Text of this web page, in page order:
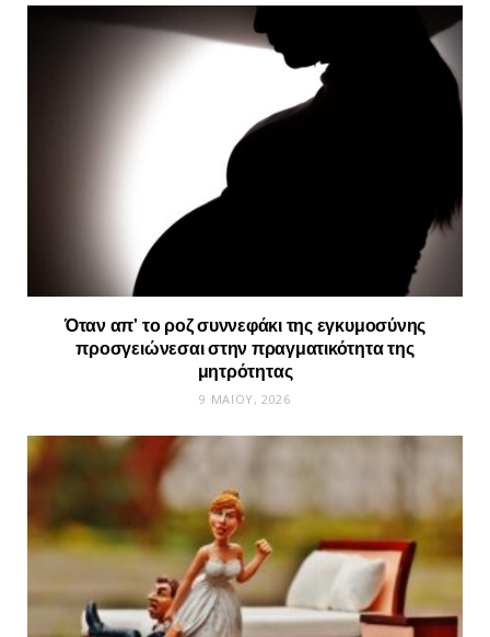
Όταν απ’ το ροζ συννεφάκι της εγκυμοσύνης
προσγειώνεσαι στην πραγματικότητα της
μητρότητας
9 ΜΑΪ́ΟΥ, 2026